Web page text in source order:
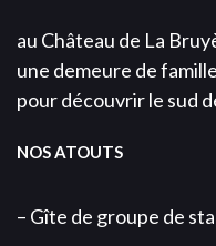
au Château de La
une demeure de
pour découvrir le sud
NOS ATOUTS
– Gîte de groupe de